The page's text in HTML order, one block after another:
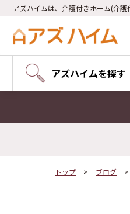
アズハイムは、介護付きホーム(介
アズハイムを探す
トップ ブログ